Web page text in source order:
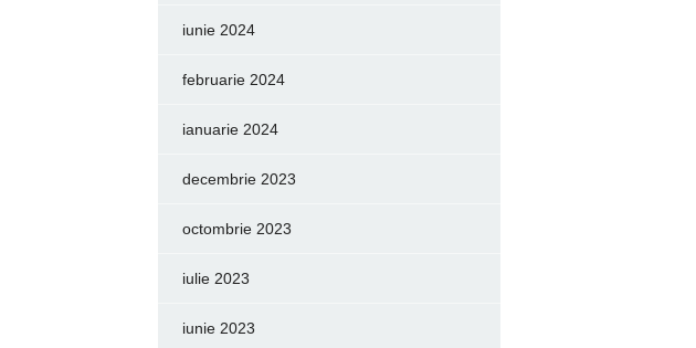
iunie 2024
februarie 2024
ianuarie 2024
decembrie 2023
octombrie 2023
iulie 2023
iunie 2023